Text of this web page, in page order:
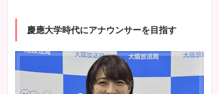
ヤバすぎww原因や痩せたダ
像比較！
豊島実季アナのカップ画像ま
慶應大学時代にアナウンサーを目指す